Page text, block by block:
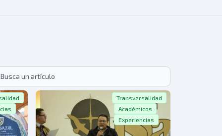
Transversalidad
Académicos
Experiencias